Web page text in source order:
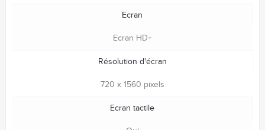
Ecran
Ecran HD+
Résolution d'écran
720 x 1560 pixels
Ecran tactile